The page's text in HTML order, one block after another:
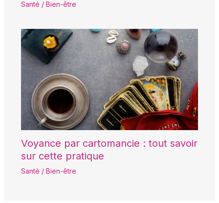
Santé / Bien-être
Voyance par cartomancie : tout savoir
sur cette pratique
Santé / Bien-être